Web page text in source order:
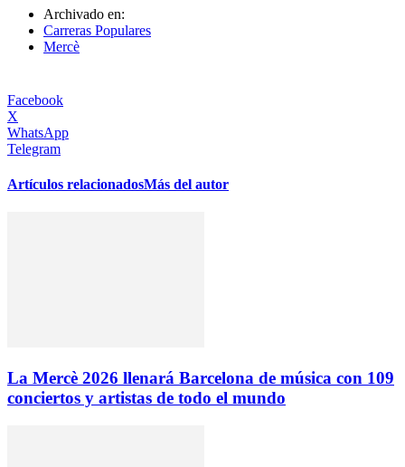
Archivado en:
Carreras Populares
Mercè
Facebook
X
WhatsApp
Telegram
Artículos relacionadosMás del autor
La Mercè 2026 llenará Barcelona de música con 109
conciertos y artistas de todo el mundo